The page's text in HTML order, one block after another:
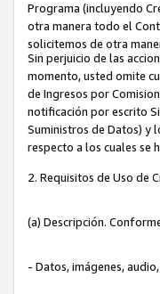
Programa (incluyendo
otra manera todo el
solicitemos de otra
Sin perjuicio de las
momento, usted omite
de Ingresos por
notificación por escrito
Suministros de Datos) y
respecto a los cuales se
2. Requisitos de Uso de
(a) Descripción.
- Datos, imágenes,